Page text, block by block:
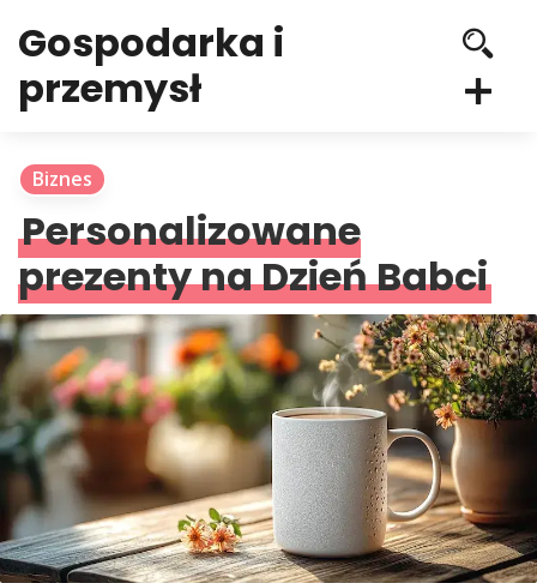
Gospodarka i
przemysł
Biznes
Personalizowane
prezenty na Dzień Babci